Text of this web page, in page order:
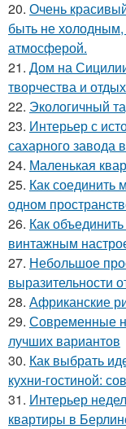
20. Очень
быть не
атмосферой.
21. Дом на
творчества и
22. Экологичный
23. Интерьер с
сахарного завода
24. Маленькая
25. Как соединить
одном
26. Как
винтажным
27. Небольшое
выразительности
28. Африканские
29. Современные
лучших вариантов
30. Как выбрать
кухни-гостиной:
31. Интерьер
квартиры в